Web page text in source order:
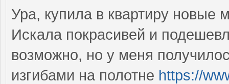
Ура, купила в квартиру новые
Искала покрасивей и
возможно, но у меня
изгибами на полотне https://